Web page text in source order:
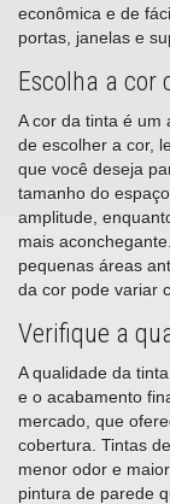
econômica e de
portas, janelas e
Escolha a cor
A cor da tinta é um
de escolher a cor,
que você deseja
tamanho do
amplitude,
mais
pequenas áreas
da cor pode variar
Verifique a
A qualidade da
e o acabamento
mercado, que
cobertura. Tintas
menor odor e
pintura de parede